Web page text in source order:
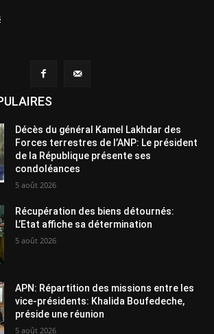
Décès du général Kamel Lakhdar des
Forces terrestres de l’ANP: Le président
de la République présente ses
condoléances
5 août 2026
Récupération des biens détournés:
L’Etat affiche sa détermination
5 août 2026
APN: Répartition des missions entre les
vice-présidents: Khalida Boufedeche,
préside une réunion
5 août 2026